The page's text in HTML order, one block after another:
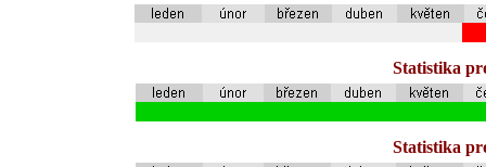
Statistika
Statistika